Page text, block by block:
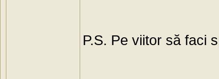
P.S. Pe viitor să faci